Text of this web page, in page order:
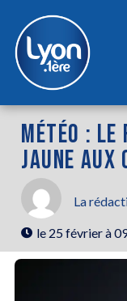
MÉTÉO : LE
JAUNE AUX
La
le 25 février à